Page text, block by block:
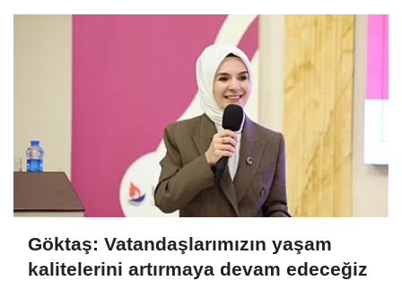
Göktaş: Vatandaşlarımızın yaşam
kalitelerini artırmaya devam edeceğiz